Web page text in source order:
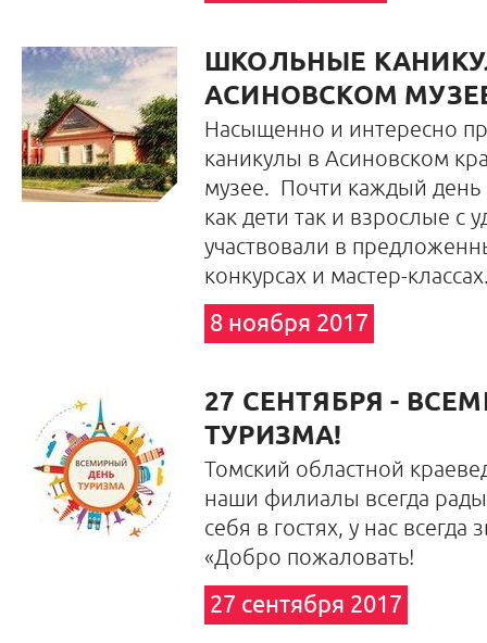
ШКОЛЬНЫЕ
АСИНОВСКОМ
Насыщенно и интересно
каникулы в Асиновском
музее. Почти каждый день
как дети так и взрослые с
участвовали в
конкурсах и мастер-
8 ноября 2017
27 СЕНТЯБРЯ -
ТУРИЗМА!
Томский областной
наши филиалы всегда рады
себя в гостях, у нас всегда
«Добро пожаловать!
27 сентября 2017